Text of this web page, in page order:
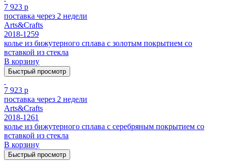
7 923 р
поставка через 2 недели
Arts&Crafts
2018-1259
колье из бижутерного сплава с золотым покрытием cо
вставкой из стекла
В корзину
Быстрый просмотр
7 923 р
поставка через 2 недели
Arts&Crafts
2018-1261
колье из бижутерного сплава с серебряным покрытием cо
вставкой из стекла
В корзину
Быстрый просмотр